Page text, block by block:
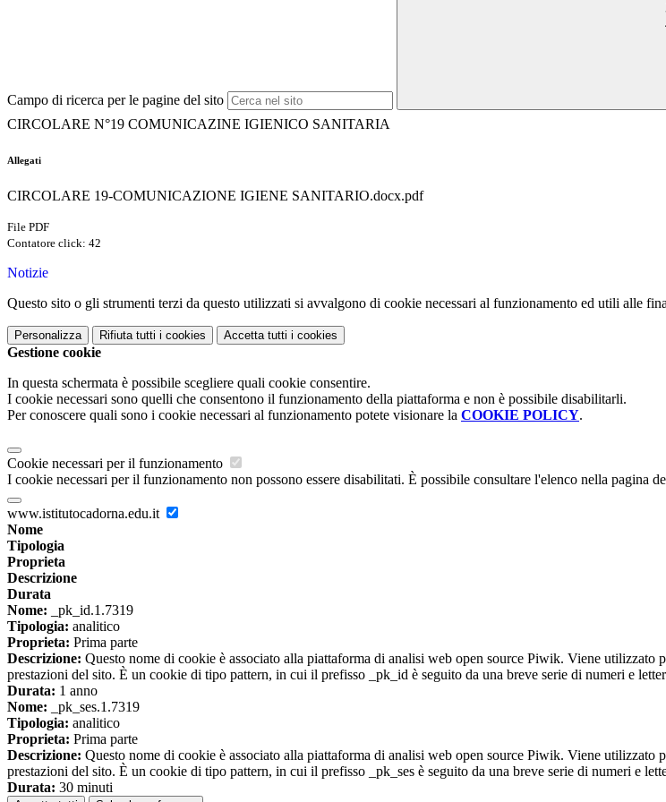
Campo di ricerca per le pagine del sito
CIRCOLARE N°19 COMUNICAZINE IGIENICO SANITARIA
Allegati
CIRCOLARE 19-COMUNICAZIONE IGIENE SANITARIO.docx.pdf
File PDF
Contatore click: 42
Notizie
Questo sito o gli strumenti terzi da questo utilizzati si avvalgono di cookie necessari al funzionamento ed utili alle
Personalizza Rifiuta tutti i cookies Accetta tutti i cookies
Gestione cookie
In questa schermata è possibile scegliere quali cookie consentire.
I cookie necessari sono quelli che consentono il funzionamento della piattaforma e non è possibile disabilitarli.
Per conoscere quali sono i cookie necessari al funzionamento potete visionare la COOKIE POLICY.
Cookie necessari per il funzionamento
I cookie necessari per il funzionamento non possono essere disabilitati. È possibile consultare l'elenco nella pagina
www.istitutocadorna.edu.it
Nome
Tipologia
Proprieta
Descrizione
Durata
Nome: _pk_id.1.7319
Tipologia: analitico
Proprieta: Prima parte
Descrizione: Questo nome di cookie è associato alla piattaforma di analisi web open source Piwik. Viene
prestazioni del sito. È un cookie di tipo pattern, in cui il prefisso _pk_id è seguito da una breve serie di numeri e
Durata: 1 anno
Nome: _pk_ses.1.7319
Tipologia: analitico
Proprieta: Prima parte
Descrizione: Questo nome di cookie è associato alla piattaforma di analisi web open source Piwik. Viene
prestazioni del sito. È un cookie di tipo pattern, in cui il prefisso _pk_ses è seguito da una breve serie di numeri e
Durata: 30 minuti